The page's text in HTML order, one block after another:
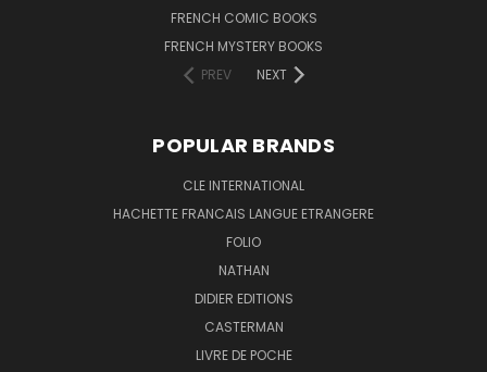
FRENCH COMIC BOOKS
FRENCH MYSTERY BOOKS
PREV
NEXT
POPULAR BRANDS
CLE INTERNATIONAL
HACHETTE FRANCAIS LANGUE ETRANGERE
FOLIO
NATHAN
DIDIER EDITIONS
CASTERMAN
LIVRE DE POCHE